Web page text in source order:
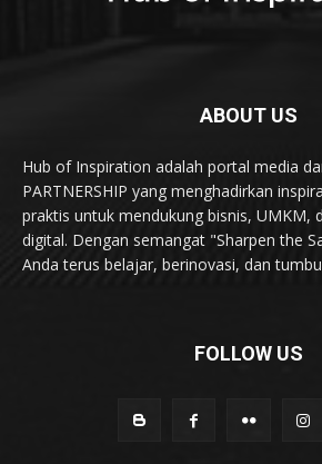
ABOUT US
Hub of Inspiration adalah portal media
PARTNERSHIP yang menghadirkan
praktis untuk mendukung bisnis, UMKM,
digital. Dengan semangat "Sharpen the
Anda terus belajar, berinovasi, dan
FOLLOW US